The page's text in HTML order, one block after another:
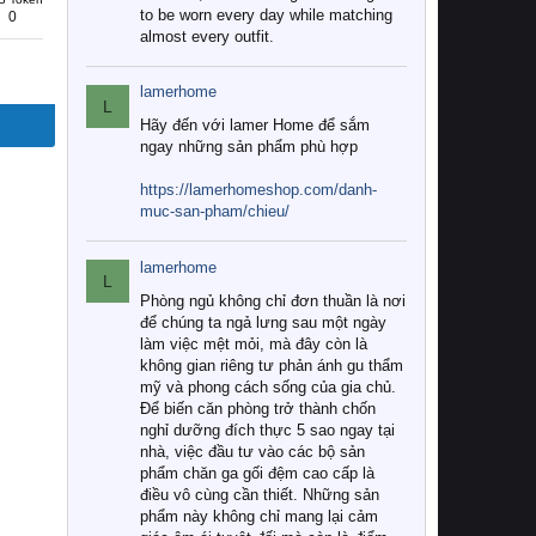
0
to be worn every day while matching
almost every outfit.
L
lamerhome
Hãy đến với lamer Home để sắm
ngay những sản phẩm phù hợp
https://lamerhomeshop.com/danh-
muc-san-pham/chieu/
L
lamerhome
Phòng ngủ không chỉ đơn thuần là nơi
để chúng ta ngả lưng sau một ngày
làm việc mệt mỏi, mà đây còn là
không gian riêng tư phản ánh gu thẩm
mỹ và phong cách sống của gia chủ.
Để biến căn phòng trở thành chốn
nghỉ dưỡng đích thực 5 sao ngay tại
nhà, việc đầu tư vào các bộ sản
phẩm chăn ga gối đệm cao cấp là
điều vô cùng cần thiết. Những sản
phẩm này không chỉ mang lại cảm